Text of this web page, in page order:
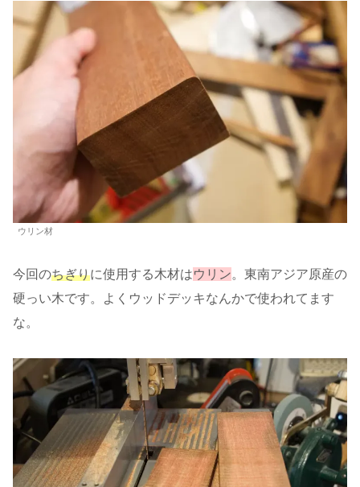
ウリン材
今回のちぎりに使用する木材はウリン。東南アジア原産の
硬っい木です。よくウッドデッキなんかで使われてます
な。